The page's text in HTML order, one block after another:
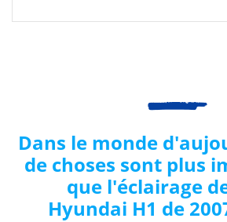
Dans le monde
de choses sont plus
que l'éclairage
Hyundai H1 de